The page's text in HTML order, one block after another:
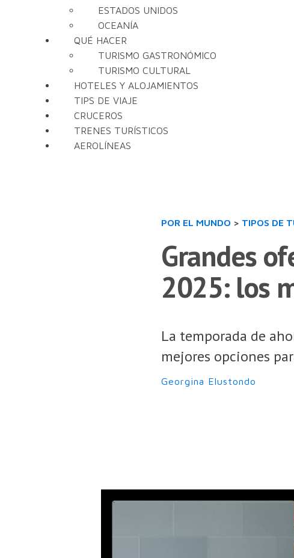
ESTADOS UNIDOS
OCEANÍA
QUÉ HACER
TURISMO GASTRONÓMICO
TURISMO CULTURAL
HOTELES Y ALOJAMIENTOS
TIPS DE VIAJE
CRUCEROS
TRENES TURÍSTICOS
AEROLÍNEAS
POR EL MUNDO > TIPOS DE
Grandes
2025: los
La temporada de
mejores opciones
Georgina Elustondo